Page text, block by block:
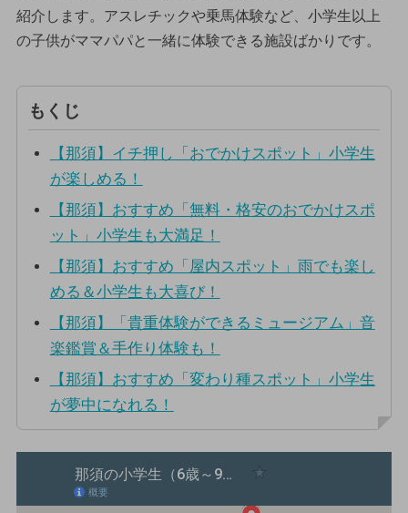
紹介します。アスレチックや乗馬体験など、小学生以上
の子供がママパパと一緒に体験できる施設ばかりです。
もくじ
【那須】イチ押し「おでかけスポット」小学生
が楽しめる！
【那須】おすすめ「無料・格安のおでかけスポ
ット」小学生も大満足！
【那須】おすすめ「屋内スポット」雨でも楽し
める＆小学生も大喜び！
【那須】「貴重体験ができるミュージアム」音
楽鑑賞＆手作り体験も！
【那須】おすすめ「変わり種スポット」小学生
が夢中になれる！